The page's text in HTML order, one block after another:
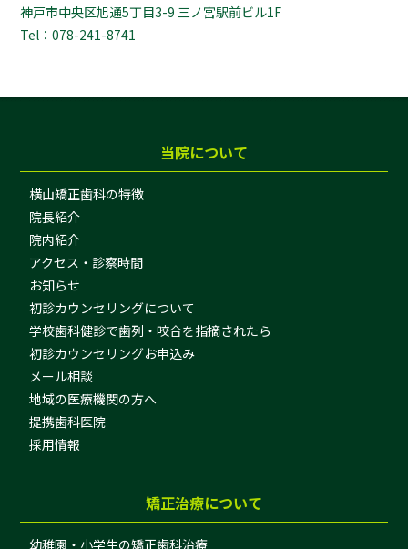
神戸市中央区旭通5丁目3-9 三ノ宮駅前ビル1F
Tel：078-241-8741
当院について
横山矯正歯科の特徴
院長紹介
院内紹介
アクセス・診察時間
お知らせ
初診カウンセリングについて
学校歯科健診で歯列・咬合を指摘されたら
初診カウンセリングお申込み
メール相談
地域の医療機関の方へ
提携歯科医院
採用情報
矯正治療について
幼稚園・小学生の矯正歯科治療